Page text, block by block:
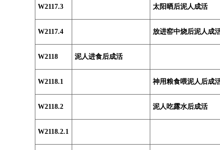
W2117.3 太阳晒后泥人成活
W2117.4 放进窑中烧后泥人成
W2118 泥人进食后成活
W2118.1 神用粮食喂泥人后成
W2118.2 泥人吃露水后成活
W2118.2.1